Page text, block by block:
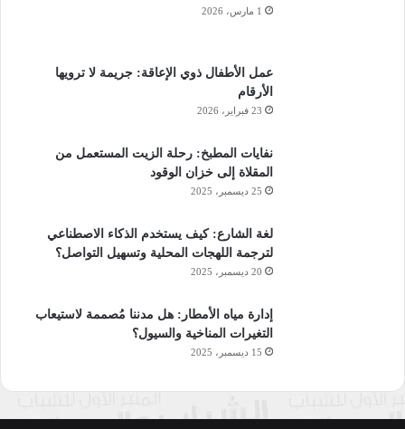
1 مارس، 2026
عمل الأطفال ذوي الإعاقة: جريمة لا ترويها
الأرقام
23 فبراير، 2026
نفايات المطبخ: رحلة الزيت المستعمل من
المقلاة إلى خزان الوقود
25 ديسمبر، 2025
لغة الشارع: كيف يستخدم الذكاء الاصطناعي
لترجمة اللهجات المحلية وتسهيل التواصل؟
20 ديسمبر، 2025
إدارة مياه الأمطار: هل مدننا مُصممة لاستيعاب
التغيرات المناخية والسيول؟
15 ديسمبر، 2025